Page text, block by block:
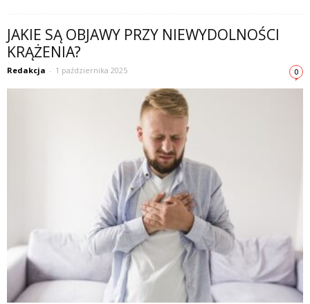
JAKIE SĄ OBJAWY PRZY NIEWYDOLNOŚCI
KRĄŻENIA?
Redakcja - 1 października 2025 0